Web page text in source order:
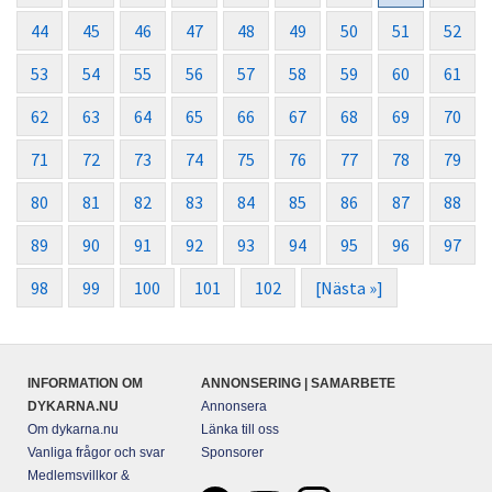
44 45 46 47 48 49 50 51
52
53
54 55 56 57 58 59 60
61
62
63 64 65 66 67 68 69
70
71
72 73 74 75 76 77 78
79
80
81 82 83 84 85 86 87
88
89
90 91 92 93 94 95 96
97
98
99 100 101 102 [Nästa »]
INFORMATION OM
DYKARNA.NU
Om dykarna.nu
Vanliga frågor och svar
Medlemsvillkor &
ANNONSERING | SAMARBETE
Annonsera
Länka till oss
Sponsorer